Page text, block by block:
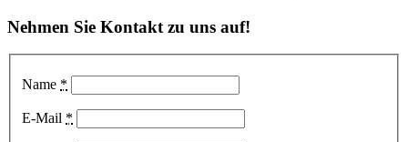
Nehmen Sie Kontakt zu uns auf!
Name *
E-Mail *